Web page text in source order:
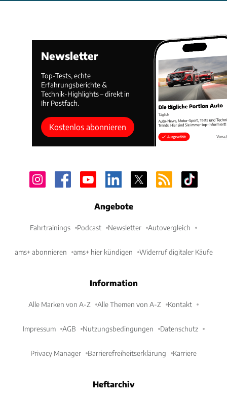
Newsletter
Top-Tests, echte
Erfahrungsberichte &
Technik-Highlights – direkt in
Ihr Postfach.
Kostenlos abonnieren
Angebote
Fahrtrainings Podcast Newsletter Autovergleich
ams+ abonnieren ams+ hier kündigen Widerruf digitaler Käufe
Information
Alle Marken von A-Z Alle Themen von A-Z Kontakt
Impressum AGB Nutzungsbedingungen Datenschutz
Privacy Manager Barrierefreiheitserklärung Karriere
Heftarchiv